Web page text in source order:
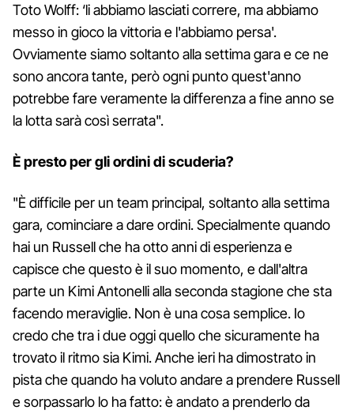
Toto Wolff: ‘li abbiamo lasciati correre, ma abbiamo
messo in gioco la vittoria e l'abbiamo persa'.
Ovviamente siamo soltanto alla settima gara e ce ne
sono ancora tante, però ogni punto quest'anno
potrebbe fare veramente la differenza a fine anno se
la lotta sarà così serrata".
È presto per gli ordini di scuderia?
"È difficile per un team principal, soltanto alla settima
gara, cominciare a dare ordini. Specialmente quando
hai un Russell che ha otto anni di esperienza e
capisce che questo è il suo momento, e dall'altra
parte un Kimi Antonelli alla seconda stagione che sta
facendo meraviglie. Non è una cosa semplice. Io
credo che tra i due oggi quello che sicuramente ha
trovato il ritmo sia Kimi. Anche ieri ha dimostrato in
pista che quando ha voluto andare a prendere Russell
e sorpassarlo lo ha fatto: è andato a prenderlo da